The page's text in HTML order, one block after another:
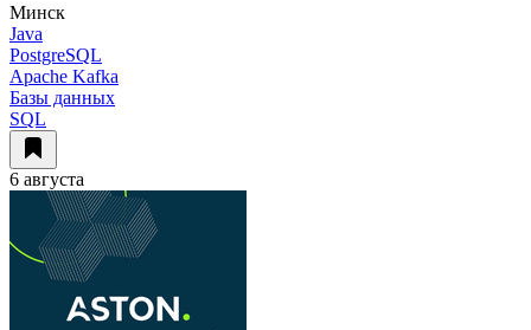
Минск
Java
PostgreSQL
Apache Kafka
Базы данных
SQL
6 августа